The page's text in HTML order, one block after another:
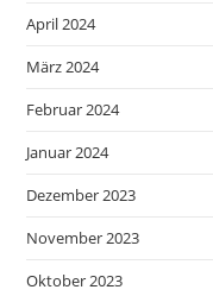
April 2024
März 2024
Februar 2024
Januar 2024
Dezember 2023
November 2023
Oktober 2023